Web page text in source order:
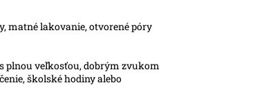
matné lakovanie, otvorené póry
plnou veľkosťou, dobrým zvukom
školské hodiny alebo